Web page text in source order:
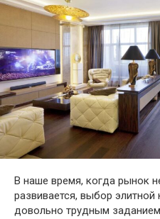
В наше время, когда рынок
развивается, выбор
довольно трудным